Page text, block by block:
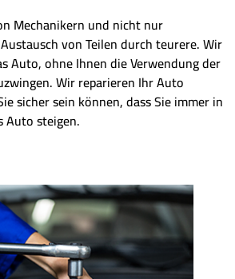
Mechanikern und nicht nur
von Teilen durch teurere. Wir
Auto, ohne Ihnen die Verwendung der
Wir reparieren Ihr Auto
sicher sein können, dass Sie immer in
steigen.